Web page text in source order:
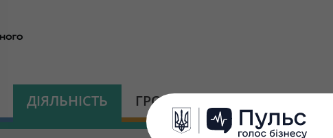
ДІЯЛЬНІСТЬ ГРОМАДСЬКА ПЛАТФОРМА